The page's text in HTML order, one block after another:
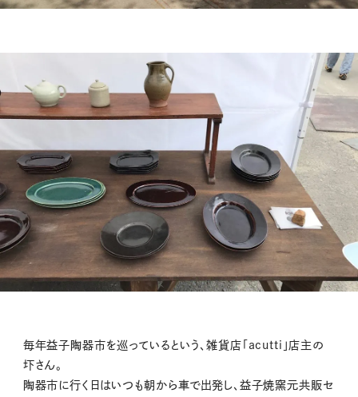
毎年益子陶器市を巡っているという、雑貨店「acutti」店主の
圷さん。
陶器市に行く日はいつも朝から車で出発し、益子焼窯元共販セ